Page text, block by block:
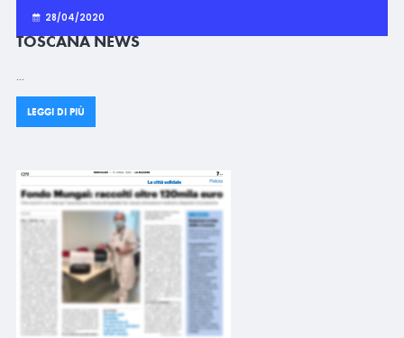
28/04/2020
TOSCANA NEWS
…
LEGGI DI PIÙ